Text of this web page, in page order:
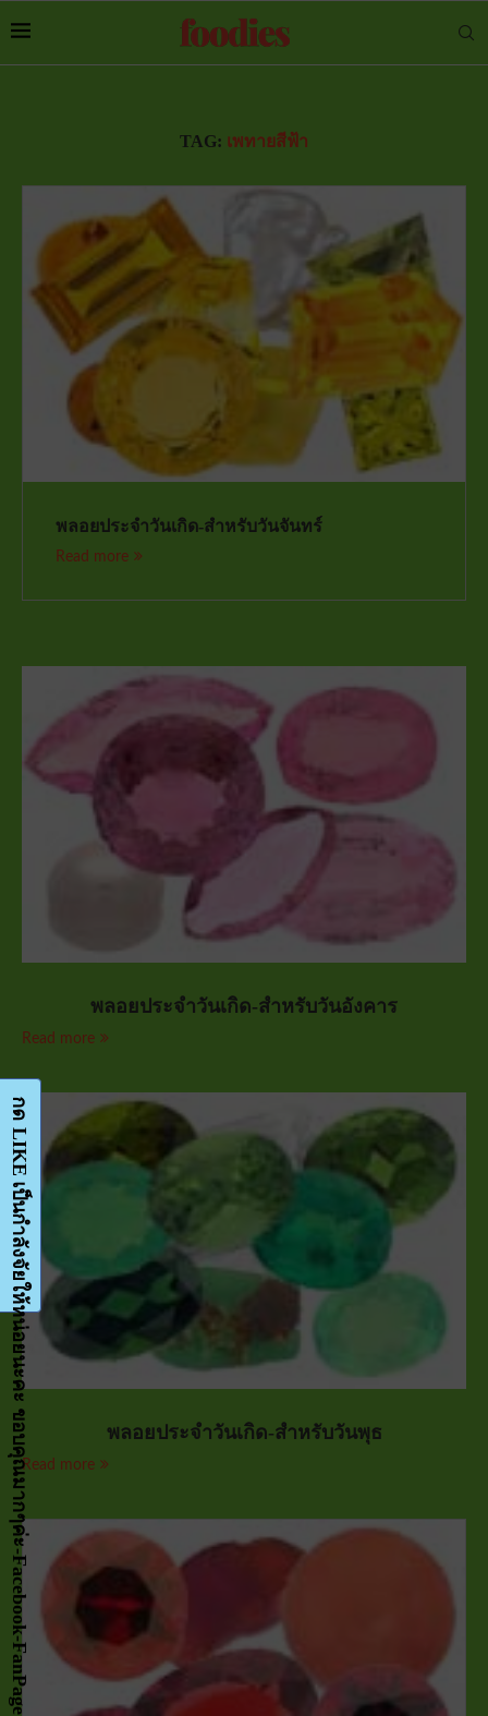
TAG: เพทายสีฟ้า
พลอยประจำวันเกิด-สำหรับวันจันทร์
Read more
พลอยประจำวันเกิด-สำหรับวันอังคาร
Read more
พลอยประจำวันเกิด-สำหรับวันพุธ
Read more
กด LIKE เป็นกำลังจัยให้หน่อยนะคะ ขอบคุณมากๆค่ะ-Facebook-FanPage